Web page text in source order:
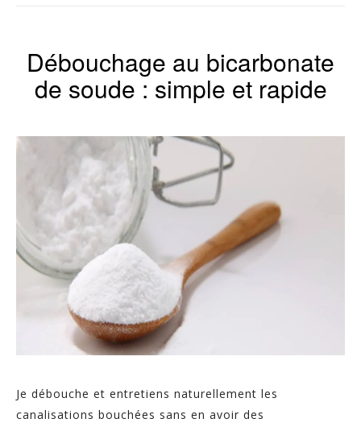
Débouchage au bicarbonate
de soude : simple et rapide
Je débouche et entretiens naturellement les
canalisations bouchées sans en avoir des